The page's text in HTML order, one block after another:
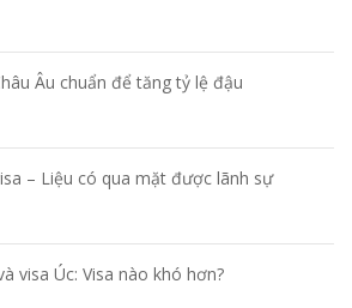
Âu chuẩn để tăng tỷ lệ đậu
– Liệu có qua mặt được lãnh sự
visa Úc: Visa nào khó hơn?